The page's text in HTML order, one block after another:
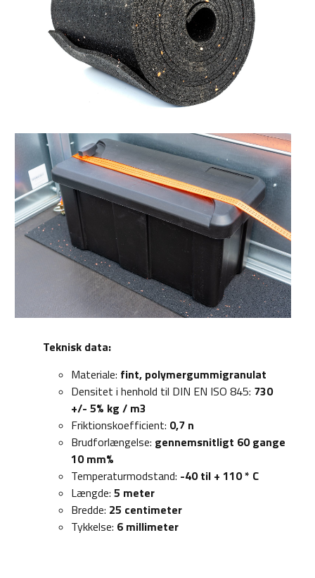
Teknisk data:
Materiale: fint, polymergummigranulat
Densitet i henhold til DIN EN ISO 845: 730
+/- 5% kg / m3
Friktionskoefficient: 0,7 n
Brudforlængelse: gennemsnitligt 60 gange
10 mm%
Temperaturmodstand: -40 til + 110 * C
Længde: 5 meter
Bredde: 25 centimeter
Tykkelse: 6 millimeter